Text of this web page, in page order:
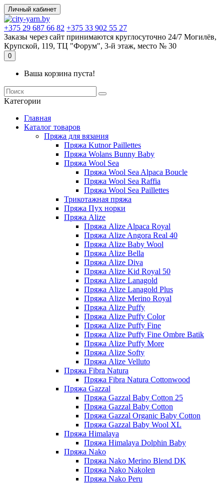
Личный кабинет
+375 29 687 66 82 +375 33 902 55 27
Заказы через сайт принимаются круглосуточно 24/7 Могилёв,
Крупской, 119, ТЦ "Форум", 3-й этаж, место № 30
0
Ваша корзина пуста!
Kатегории
Главная
Каталог товаров
Пряжа для вязания
Пряжа Kutnor Paillettes
Пряжа Wolans Bunny Baby
Пряжа Wool Sea
Пряжа Wool Sea Alpaca Boucle
Пряжа Wool Sea Raffia
Пряжа Wool Sea Paillettes
Трикотажная пряжа
Пряжа Пух норки
Пряжа Alize
Пряжа Alize Alpaca Royal
Пряжа Alize Angora Real 40
Пряжа Alize Baby Wool
Пряжа Alize Bella
Пряжа Alize Diva
Пряжа Alize Kid Royal 50
Пряжа Alize Lanagold
Пряжа Alize Lanagold Plus
Пряжа Alize Merino Royal
Пряжа Alize Puffy
Пряжа Alize Puffy Color
Пряжа Alize Puffy Fine
Пряжа Alize Puffy Fine Ombre Batik
Пряжа Alize Puffy More
Пряжа Alize Softy
Пряжа Alize Velluto
Пряжа Fibra Natura
Пряжа Fibra Natura Cottonwood
Пряжа Gazzal
Пряжа Gazzal Baby Cotton 25
Пряжа Gazzal Baby Cotton
Пряжа Gazzal Organic Baby Cotton
Пряжа Gazzal Baby Wool XL
Пряжа Himalaya
Пряжа Himalaya Dolphin Baby
Пряжа Nako
Пряжа Nako Merino Blend DK
Пряжа Nako Nakolen
Пряжа Nako Peru